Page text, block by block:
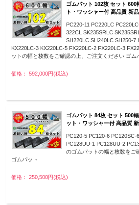
ゴムパット 102枚 セット 600
ト・ワッシャー付 高品質 新
PC220-11 PC220LC
322CL SK235SRLC
SH220LC SH240LC SH250-7
KX220LC-3 KX220LC-5 FX220LC-2 FX220LC-3
ットの幅と枚数をご確認の上、ご注文ください ゴム
価格： 592,000円(税込)
ゴムパット 84枚 セット 500
ット・ワッシャー付 高品質
PC120-5 PC120-6 PC120SC-
PC128UU-1 PC128UU-2
のゴムパットの幅と枚数をご
ゴムパット
価格： 250,500円(税込)